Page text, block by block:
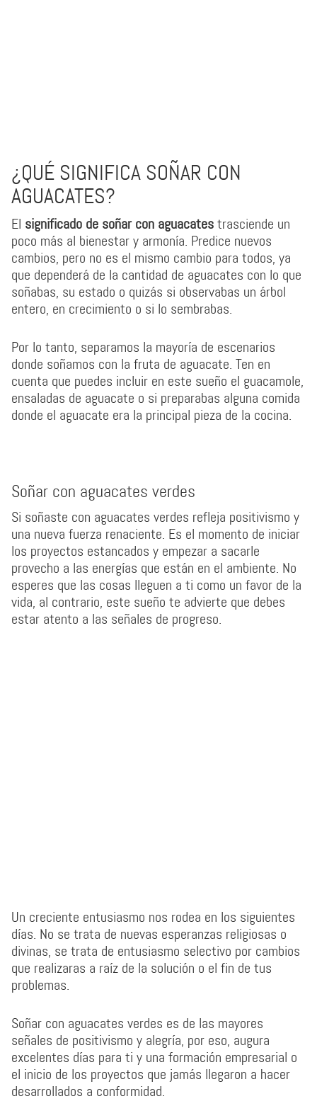
¿QUÉ SIGNIFICA SOÑAR CON
AGUACATES?
El significado de soñar con aguacatestrasciende un
poco más al bienestar y armonía. Predice nuevos
cambios, pero no es el mismo cambio para todos, ya
que dependerá de la cantidad de aguacates con lo que
soñabas, su estado o quizás si observabas un árbol
entero, en crecimiento o si lo sembrabas.
Por lo tanto, separamos la mayoría de escenarios
donde soñamos con la fruta de aguacate. Ten en
cuenta que puedes incluir en este sueño el guacamole,
ensaladas de aguacate o si preparabas alguna comida
donde el aguacate era la principal pieza de la cocina.
Soñar con aguacates verdes
Si soñaste con aguacates verdes refleja positivismo y
una nueva fuerza renaciente. Es el momento de iniciar
los proyectos estancados y empezar a sacarle
provecho a las energías que están en el ambiente. No
esperes que las cosas lleguen a ti como un favor de la
vida, al contrario, este sueño te advierte que debes
estar atento a las señales de progreso.
Un creciente entusiasmo nos rodea en los siguientes
días. No se trata de nuevas esperanzas religiosas o
divinas, se trata de entusiasmo selectivo por cambios
que realizaras a raíz de la solución o el fin de tus
problemas.
Soñar con aguacates verdes es de las mayores
señales de positivismo y alegría, por eso, augura
excelentes días para ti y una formación empresarial o
el inicio de los proyectos que jamás llegaron a hacer
desarrollados a conformidad.